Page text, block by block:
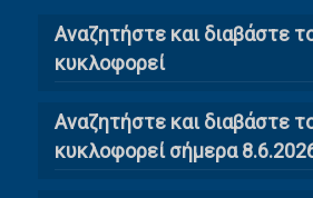
Αναζητήστε και διαβάστε
κυκλοφορεί
Αναζητήστε και διαβάστε
κυκλοφορεί σήμερα